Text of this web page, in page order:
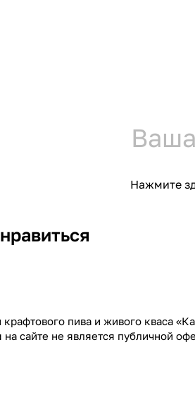
Нажмите
пива и живого кваса
сайте не является публичной